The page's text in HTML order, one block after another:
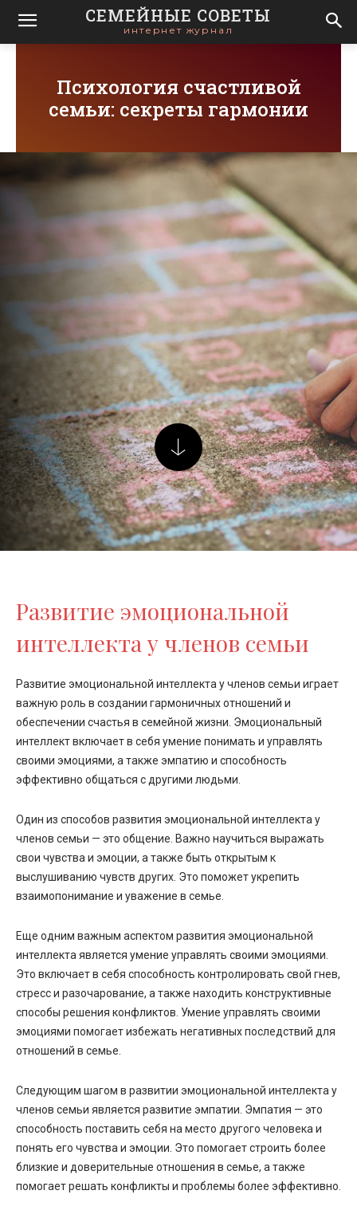
СЕМЕЙНЫЕ СОВЕТЫ
интернет журнал
Психология счастливой
семьи: секреты гармонии
Развитие эмоциональной
интеллекта у членов семьи
Развитие эмоциональной интеллекта у членов семьи играет
важную роль в создании гармоничных отношений и
обеспечении счастья в семейной жизни. Эмоциональный
интеллект включает в себя умение понимать и управлять
своими эмоциями, а также эмпатию и способность
эффективно общаться с другими людьми.
Один из способов развития эмоциональной интеллекта у
членов семьи — это общение. Важно научиться выражать
свои чувства и эмоции, а также быть открытым к
выслушиванию чувств других. Это поможет укрепить
взаимопонимание и уважение в семье.
Еще одним важным аспектом развития эмоциональной
интеллекта является умение управлять своими эмоциями.
Это включает в себя способность контролировать свой гнев,
стресс и разочарование, а также находить конструктивные
способы решения конфликтов. Умение управлять своими
эмоциями помогает избежать негативных последствий для
отношений в семье.
Следующим шагом в развитии эмоциональной интеллекта у
членов семьи является развитие эмпатии. Эмпатия — это
способность поставить себя на место другого человека и
понять его чувства и эмоции. Это помогает строить более
близкие и доверительные отношения в семье, а также
помогает решать конфликты и проблемы более эффективно.